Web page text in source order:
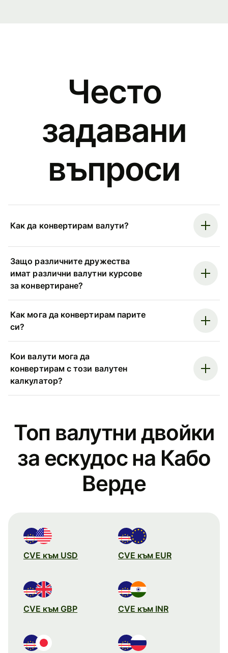
Често
задавани
въпроси
Как да конвертирам валути?
Защо различните дружества
имат различни валутни курсове
за конвертиране?
Как мога да конвертирам парите
си?
Кои валути мога да
конвертирам с този валутен
калкулатор?
Топ валутни двойки
за ескудос на Кабо
Верде
CVE към USD CVE към EUR
CVE към GBP CVE към INR